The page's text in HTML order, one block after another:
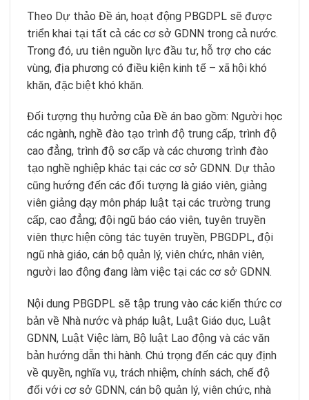
Theo Dự thảo Đề án, hoạt động PBGDPL sẽ được
triển khai tại tất cả các cơ sở GDNN trong cả nước.
Trong đó, ưu tiên nguồn lực đầu tư, hỗ trợ cho các
vùng, địa phương có điều kiện kinh tế – xã hội khó
khăn, đặc biệt khó khăn.
Đối tượng thụ hưởng của Đề án bao gồm: Người học
các ngành, nghề đào tạo trình độ trung cấp, trình độ
cao đẳng, trình độ sơ cấp và các chương trình đào
tạo nghề nghiệp khác tại các cơ sở GDNN. Dự thảo
cũng hướng đến các đối tượng là giáo viên, giảng
viên giảng dạy môn pháp luật tại các trường trung
cấp, cao đẳng; đội ngũ báo cáo viên, tuyên truyền
viên thực hiện công tác tuyên truyền, PBGDPL, đội
ngũ nhà giáo, cán bộ quản lý, viên chức, nhân viên,
người lao động đang làm việc tại các cơ sở GDNN.
Nội dung PBGDPL sẽ tập trung vào các kiến ​​thức cơ
bản về Nhà nước và pháp luật, Luật Giáo dục, Luật
GDNN, Luật Việc làm, Bộ luật Lao động và các văn
bản hướng dẫn thi hành. Chú trọng đến các quy định
về quyền, nghĩa vụ, trách nhiệm, chính sách, chế độ
đối với cơ sở GDNN, cán bộ quản lý, viên chức, nhà